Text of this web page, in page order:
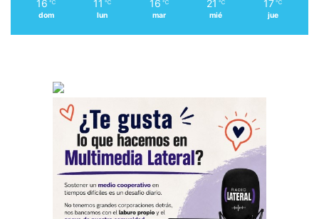
16 ℃
dom
11 ℃
lun
16 ℃
mar
21 ℃
mié
17 ℃
jue